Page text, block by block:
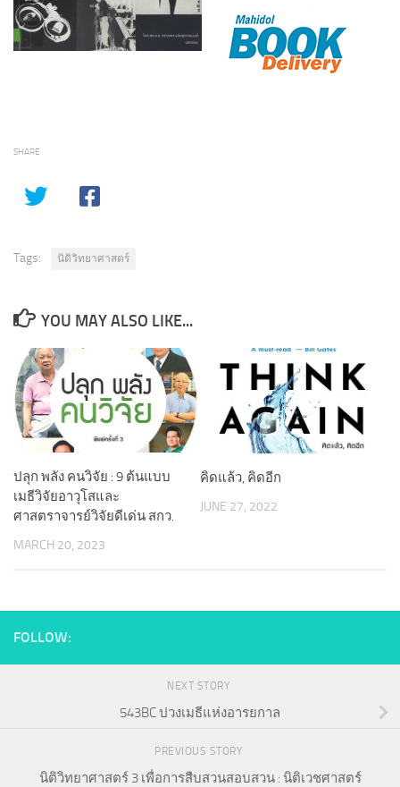
SHARE
Tags: นิติวิทยาศาสตร์
YOU MAY ALSO LIKE...
ปลุก พลัง คนวิจัย : 9 ต้นแบบ
เมธีวิจัยอาวุโสและ
ศาสตราจารย์วิจัยดีเด่น สกว.
MARCH 20, 2023
คิดแล้ว, คิดอีก
JUNE 27, 2022
FOLLOW:
NEXT STORY
543BC ปวงเมธีแห่งอารยกาล
PREVIOUS STORY
นิติวิทยาศาสตร์ 3 เพื่อการสืบสวนสอบสวน : นิติเวชศาสตร์